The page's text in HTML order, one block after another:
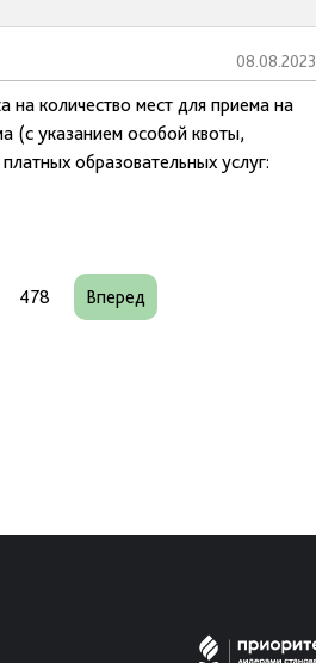
08.08.2023
на количество мест для приема на
(с указанием особой квоты,
образовательных услуг:
478 Вперед